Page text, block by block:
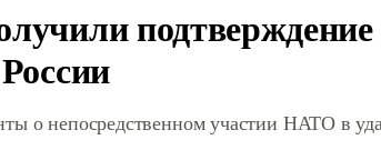
о непосредственном участии НАТО в